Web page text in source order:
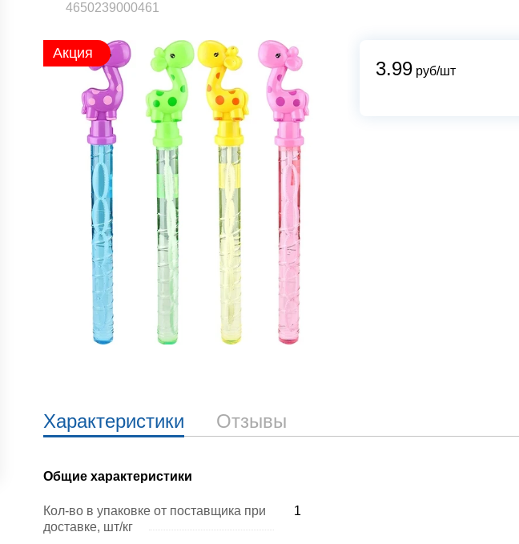
4650239000461
Акция
3.99 руб/шт
Характеристики Отзывы
Общие характеристики
Кол-во в упаковке от поставщика при
доставке, шт/кг
1